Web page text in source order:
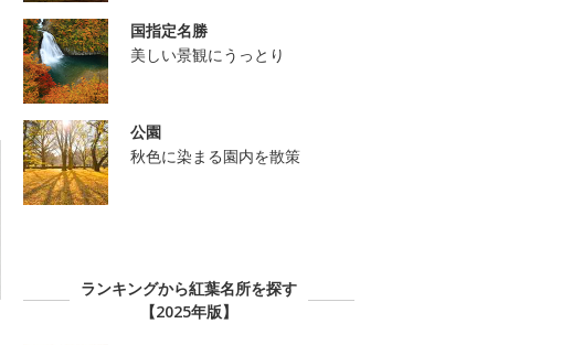
国指定名勝
美しい景観にうっとり
公園
秋色に染まる園内を散策
ランキングから紅葉名所を探す
【2025年版】